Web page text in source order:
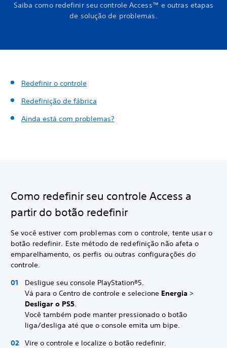
Saiba como redefinir seu controle Access™ e outras etapas
de solução de problemas.
Redefinir o controle
Redefinição de fábrica
Ainda está com problemas?
Como redefinir seu controle Access a
partir do botão redefinir
Se você estiver com problemas com o controle, tente usar o
botão redefinir. Este método de redefinição não afeta o
emparelhamento, os perfis ou outras configurações do
controle.
Desligue seu console PlayStation®5.
Vá para o Centro de controle e selecione Energia >
Desligar o PS5.
Você também pode manter pressionado o botão
liga/desliga até que o console emita um bipe.
Vire o controle e localize o botão redefinir.